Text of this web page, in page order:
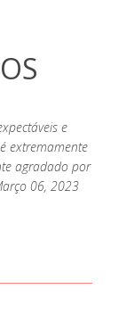
e
extremamente
agradado por
06, 2023